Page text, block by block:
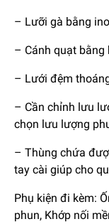
– Lưỡi gà bằng
– Cánh quạt bằng
– Lưới đệm
– Cần chỉnh lưu
chọn lưu lượng
– Thùng chứa
tay cài giúp cho
Phụ kiện đi kèm:
phun, Khớp nối